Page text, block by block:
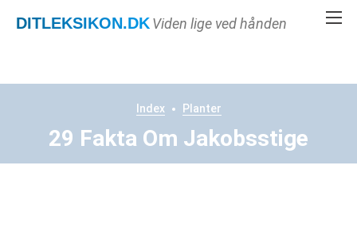
DITLEKSIKON.DKViden lige ved hånden
Index Planter
29 Fakta Om Jakobsstige